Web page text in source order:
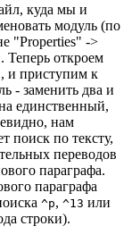
куда мы и
модуль (по
"Properties" ->
Теперь откроем
и приступим к
- заменить два и
единственный,
нам
поиск по тексту,
переводов
параграфа.
параграфа
^p, ^13 или
строки).